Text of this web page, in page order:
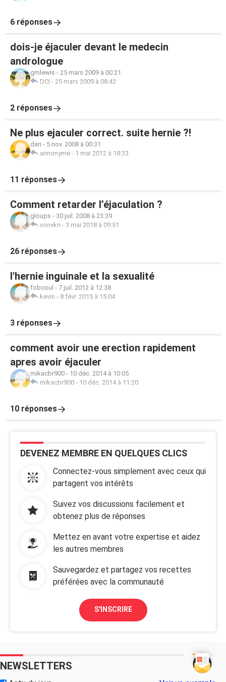
6 réponses
dois-je éjaculer devant le medecin
andrologue
gmlewis - 25 mars 2009 à 00:21
DCI - 25 mars 2009 à 08:42
2 réponses
Ne plus ejaculer correct. suite hernie ?!
dan - 5 nov. 2008 à 00:31
annonyme - 1 mai 2012 à 18:33
11 réponses
Comment retarder l’éjaculation ?
gloups - 30 juil. 2008 à 23:39
vonvkn - 3 mai 2018 à 09:51
26 réponses
l'hernie inguinale et la sexualité
fobcoul - 7 juil. 2012 à 12:38
kevin - 8 févr. 2015 à 15:04
3 réponses
comment avoir une erection rapidement
apres avoir éjaculer
mikacbr900 - 10 déc. 2014 à 10:05
mikacbr900 - 10 déc. 2014 à 11:20
10 réponses
DEVENEZ MEMBRE EN QUELQUES CLICS
Connectez-vous simplement avec ceux qui
partagent vos intérêts
Suivez vos discussions facilement et
obtenez plus de réponses
Mettez en avant votre expertise et aidez
les autres membres
Sauvegardez et partagez vos recettes
préférées avec la communauté
S'INSCRIRE
NEWSLETTERS